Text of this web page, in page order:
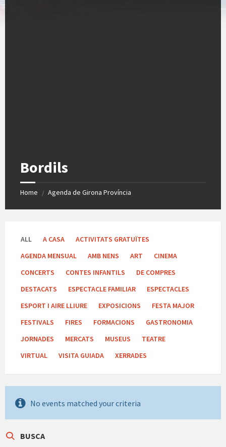
Bordils
Home / Agenda de Girona Província
ALL A CASA
ACTIVITATS GRATUÏTES
AGENDA MENSUAL
AMB NENS ART
CINEMA
CONCERTS
CONTES INFANTILS
DE COMPRES
DESTACATS
ESPECTACLE FAMILIAR
ESPECTACLES
ESPORT I AIRE LLIURE
EXPOSICIONS
FESTA MAJOR
FESTIVALS
FIRES FORMACIONS
GASTRONOMIA
JORNADES
MERCATS MUSEUS
TEATRE
VIRTUAL
VISITA GUIADA XERRADES
No events matched your criteria
BUSCA